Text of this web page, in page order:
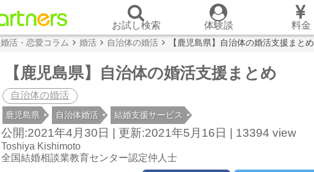
お試し検索 体験談 料金
婚活・恋愛コラム 婚活 自治体の婚活 【鹿児島県】自治体の婚活支援まとめ
【鹿児島県】自治体の婚活支援まとめ
自治体の婚活
鹿児島県 自治体婚活 結婚支援サービス
公開:2021年4月30日 | 更新:2021年5月16日 | 13394 view
Toshiya Kishimoto
全国結婚相談業教育センター認定仲人士